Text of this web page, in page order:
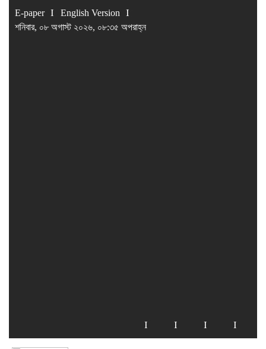
E-paper
English Version
শনিবার, ০৮ অগাস্ট ২০২৬, ০৮:৩৫ অপরাহ্ন